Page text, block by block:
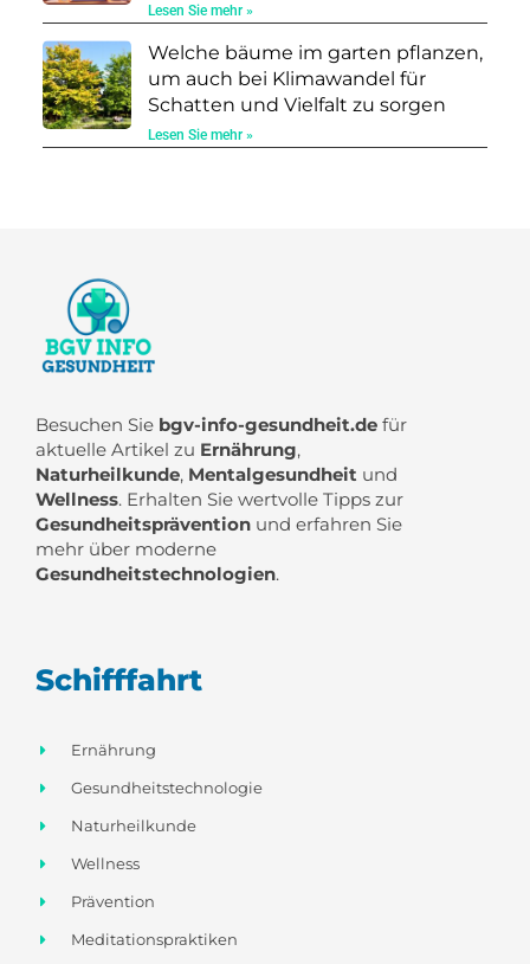
Lesen Sie mehr »
Welche bäume im garten pflanzen,
um auch bei Klimawandel für
Schatten und Vielfalt zu sorgen
Lesen Sie mehr »
Besuchen Sie bgv-info-gesundheit.de für
aktuelle Artikel zu Ernährung,
Naturheilkunde, Mentalgesundheit und
Wellness. Erhalten Sie wertvolle Tipps zur
Gesundheitsprävention und erfahren Sie
mehr über moderne
Gesundheitstechnologien.
Schifffahrt
Ernährung
Gesundheitstechnologie
Naturheilkunde
Wellness
Prävention
Meditationspraktiken